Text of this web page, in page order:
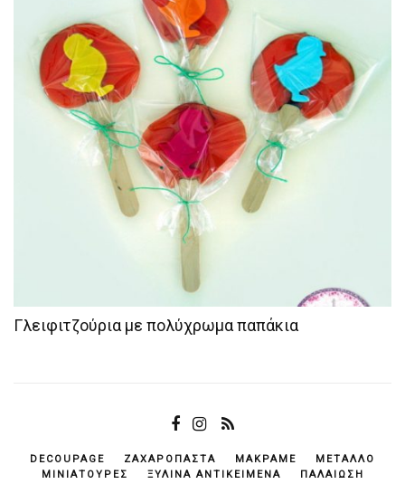
Γλειφιτζούρια με πολύχρωμα παπάκια
DECOUPAGE ΖΑΧΑΡΌΠΑΣΤΑ ΜΑΚΡΑΜΈ
ΜΈΤΑΛΛΟ
ΜΙΝΙΑΤΟΎΡΕΣ
ΞΎΛΙΝΑ ΑΝΤΙΚΕΊΜΕΝΆ ΠΑΛΑΊΩΣΗ